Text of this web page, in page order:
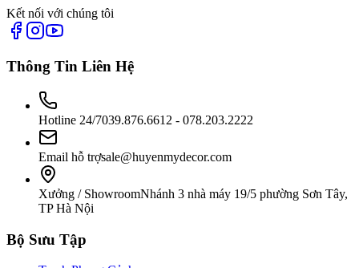
Kết nối với chúng tôi
Thông Tin Liên Hệ
Hotline 24/7039.876.6612 - 078.203.2222
Email hỗ trợsale@huyenmydecor.com
Xưởng / ShowroomNhánh 3 nhà máy 19/5 phường Sơn Tây,
TP Hà Nội
Bộ Sưu Tập